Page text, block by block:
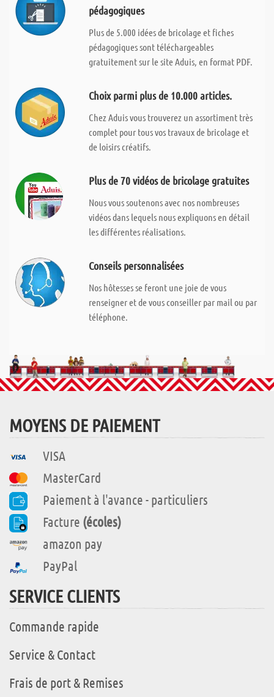
pédagogiques
Plus de 5.000 idées de bricolage et fiches
pédagogiques sont téléchargeables
gratuitement sur le site Aduis, en format PDF.
Choix parmi plus de 10.000 articles.
Chez Aduis vous trouverez un assortiment très
complet pour tous vos travaux de bricolage et
de loisirs créatifs.
Plus de 70 vidéos de bricolage gratuites
Nous vous soutenons avec nos nombreuses
vidéos dans lequels nous expliquons en détail
les différentes réalisations.
Conseils personnalisées
Nos hôtesses se feront une joie de vous
renseigner et de vous conseiller par mail ou par
téléphone.
MOYENS DE PAIEMENT
VISA
MasterCard
Paiement à l'avance - particuliers
Facture (écoles)
amazon pay
PayPal
SERVICE CLIENTS
Commande rapide
Service & Contact
Frais de port & Remises